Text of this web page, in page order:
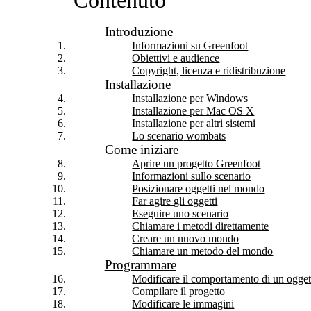
Introduzione
Informazioni su Greenfoot
Obiettivi e audience
Copyright, licenza e ridistribuzione
Installazione
Installazione per Windows
Installazione per Mac OS X
Installazione per altri sistemi
Lo scenario wombats
Come iniziare
Aprire un progetto Greenfoot
Informazioni sullo scenario
Posizionare oggetti nel mondo
Far agire gli oggetti
Eseguire uno scenario
Chiamare i metodi direttamente
Creare un nuovo mondo
Chiamare un metodo del mondo
Programmare
Modificare il comportamento di un
Compilare il progetto
Modificare le immagini